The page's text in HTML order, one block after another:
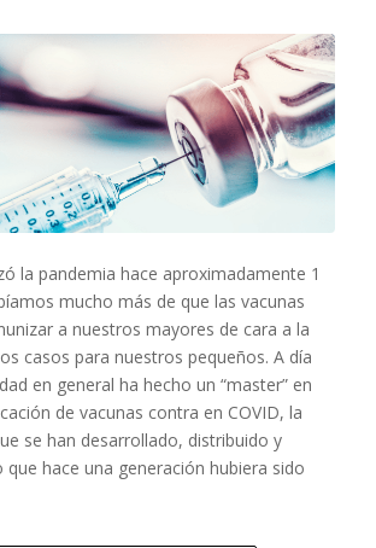
la pandemia hace aproximadamente 1
mucho más de que las vacunas
a nuestros mayores de cara a la
casos para nuestros pequeños. A día
en general ha hecho un “master” en
de vacunas contra en COVID, la
se han desarrollado, distribuido y
que hace una generación hubiera sido